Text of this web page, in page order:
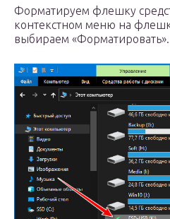
Форматируем флешку
контекстном меню на
выбираем «Форматировать».